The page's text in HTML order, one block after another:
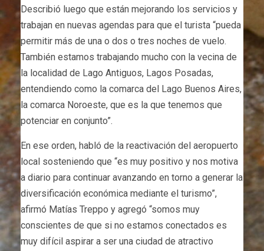
Describió luego que están mejorando los servicios y
trabajan en nuevas agendas para que el turista “pueda
permitir más de una o dos o tres noches de vuelo.
También estamos trabajando mucho con la vecina de
la localidad de Lago Antiguos, Lagos Posadas,
entendiendo como la comarca del Lago Buenos Aires,
la comarca Noroeste, que es la que tenemos que
potenciar en conjunto”.
En ese orden, habló de la reactivación del aeropuerto
local sosteniendo que “es muy positivo y nos motiva
a diario para continuar avanzando en torno a generar la
diversificación económica mediante el turismo”,
afirmó Matías Treppo y agregó “somos muy
conscientes de que si no estamos conectados es
muy difícil aspirar a ser una ciudad de atractivo